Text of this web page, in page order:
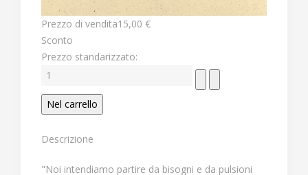
Prezzo di vendita15,00 €
Sconto
Prezzo standarizzato:
Descrizione
"Noi intendiamo partire da bisogni e da pulsioni